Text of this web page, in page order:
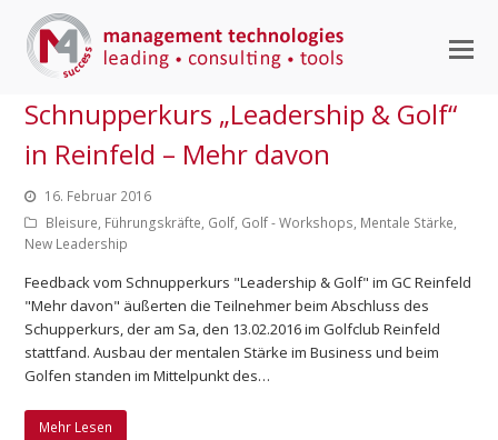
Schnupperkurs „Leadership & Golf“
in Reinfeld – Mehr davon
16. Februar 2016
Bleisure, Führungskräfte, Golf, Golf - Workshops, Mentale Stärke,
New Leadership
Feedback vom Schnupperkurs "Leadership & Golf" im GC Reinfeld
"Mehr davon" äußerten die Teilnehmer beim Abschluss des
Schupperkurs, der am Sa, den 13.02.2016 im Golfclub Reinfeld
stattfand. Ausbau der mentalen Stärke im Business und beim
Golfen standen im Mittelpunkt des…
Mehr Lesen